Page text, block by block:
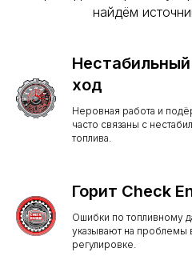
найдём
ход
Неровная работа и
часто связаны с
топлива.
Горит Check
Ошибки по топливному
указывают на проблемы
регулировке.